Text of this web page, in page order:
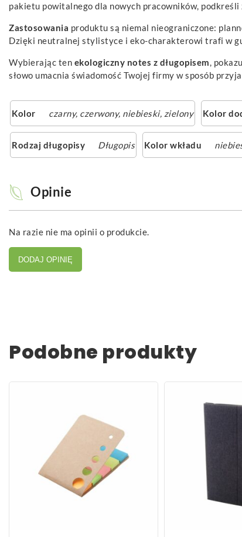
pakietu powitalnego dla nowych pracowników,
Zastosowania produktu są niemal nieograniczone:
Dzięki neutralnej stylistyce i eko-charakterowi trafi w
Wybierając ten ekologiczny notes z długopisem,
słowo umacnia świadomość Twojej firmy w sposób
Kolor czarny, czerwony, niebieski, zielony Kolor
Rodzaj długopisy Długopis Kolor wkładu
Opinie
Na razie nie ma opinii o produkcie.
DODAJ OPINIĘ
Podobne produkty